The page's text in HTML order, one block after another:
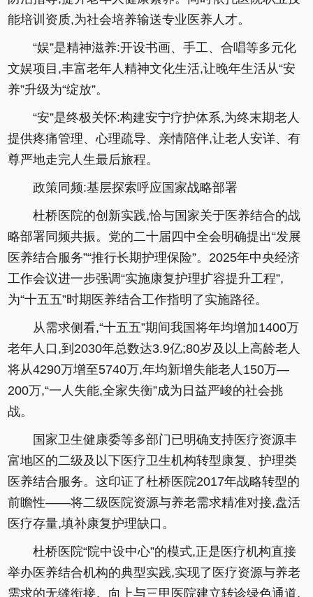
能培训资质,为社会培养输送专业医养人才。
“娱”是精神滋养:开设书画、手工、合唱等多元化
文娱项目,丰富老年人精神文化生活,让晚年生活从“安
养”升级为“绽放”。
“安”是终极关怀:构建安宁疗护体系,为终末期老人
提供疼痛管理、心理疏导、亲情陪伴,让老人安详、有
尊严地走完人生最后旅程。
政策同频:基层探索呼应国家战略部署
杜桥医院的创新实践,恰与国家关于医养结合的战
略部署同频共振。党的二十届四中全会明确提出“发展
医养结合服务”“推行长期护理保险”。2025年中央经济
工作会议进一步强调“实施康复护理扩容提升工程”,
为“十五五”时期医养结合工作指明了实施路径。
从需求侧看,“十五五”期间我国将年均增加1400万
老年人口,到2030年总数达3.9亿;80岁及以上高龄老人
将从4290万增至5740万,年均新增失能老人150万—
200万,“一人失能,全家失衡”成为日益严峻的社会挑
战。
国家卫生健康委等多部门已明确支持医疗资源丰
富地区的二级及以下医疗卫生机构转型康复、护理类
医养结合服务。这印证了杜桥医院2017年战略转型的
前瞻性——将二级医院资源与养老需求精准对接,盘活
医疗存量,填补康复护理缺口。
杜桥医院“院中设中心”的模式,正是医疗机构直接
举办医养结合机构的典型实践,实现了医疗资源与养老
需求的无缝衔接。向上与三甲医院建立转诊绿色通道,